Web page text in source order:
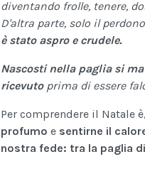
diventando frolle, tenere,
D'altra parte, solo il
è stato aspro e crudele.
Nascosti nella paglia si
ricevutoprima di essere
Per comprendere il Natale
profumo e sentirne il
nostra fede: tra la paglia